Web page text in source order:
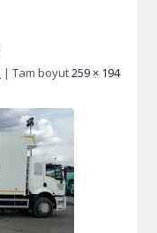
| Tam boyut259 × 194